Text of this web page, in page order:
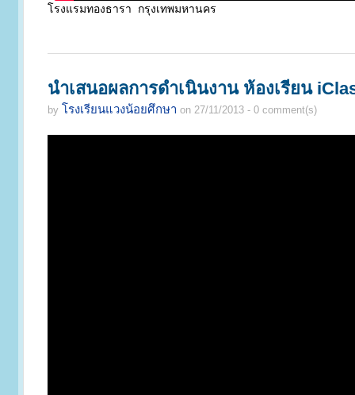
โรงแรมทองธารา กรุงเทพมหานคร
นำเสนอผลการดำเนินงาน ห้องเรียน
by โรงเรียนแวงน้อยศึกษา on 27/11/2013 - 0 comment(s)